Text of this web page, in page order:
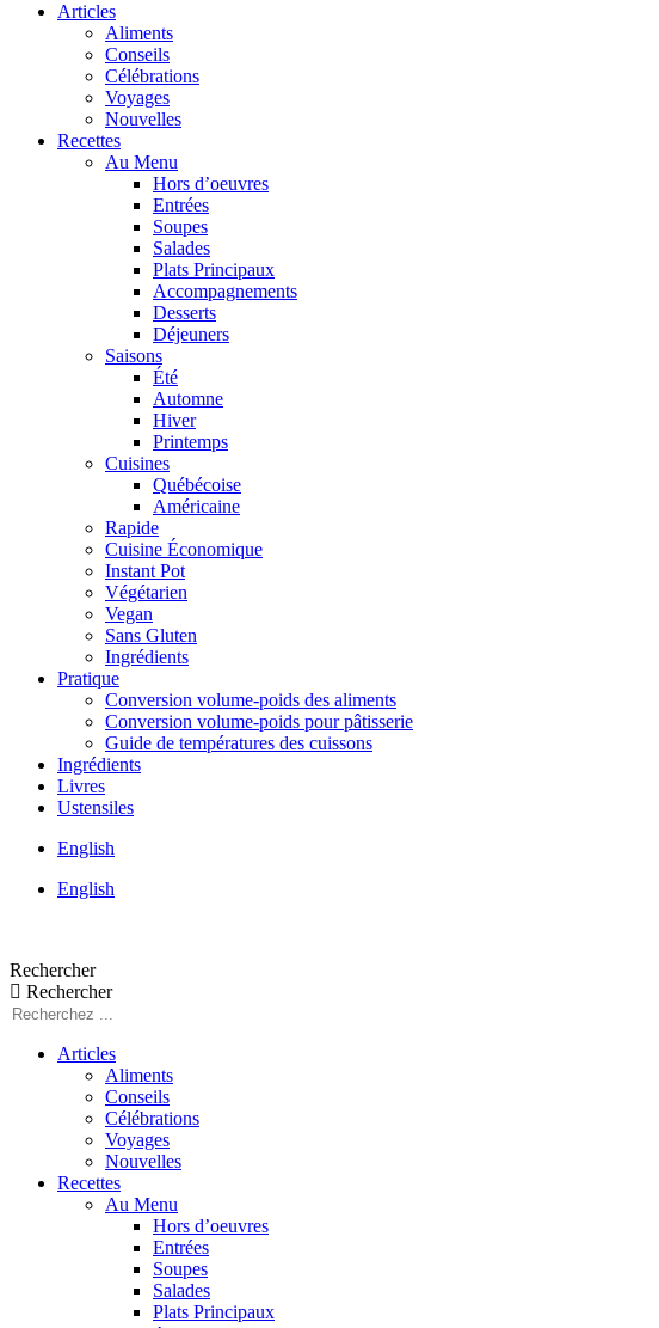
Articles
Aliments
Conseils
Célébrations
Voyages
Nouvelles
Recettes
Au Menu
Hors d’oeuvres
Entrées
Soupes
Salades
Plats Principaux
Accompagnements
Desserts
Déjeuners
Saisons
Été
Automne
Hiver
Printemps
Cuisines
Québécoise
Américaine
Rapide
Cuisine Économique
Instant Pot
Végétarien
Vegan
Sans Gluten
Ingrédients
Pratique
Conversion volume-poids des aliments
Conversion volume-poids pour pâtisserie
Guide de températures des cuissons
Ingrédients
Livres
Ustensiles
English
English
Rechercher
Rechercher
Articles
Aliments
Conseils
Célébrations
Voyages
Nouvelles
Recettes
Au Menu
Hors d’oeuvres
Entrées
Soupes
Salades
Plats Principaux